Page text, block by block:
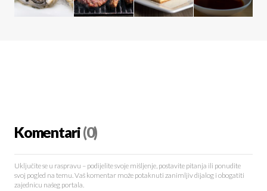
Komentari(0)
Uključite se u raspravu – podijelite svoje mišljenje, postavite pitanja ili ponudite
svoj pogled na temu. Vaš komentar može potaknuti zanimljiv dijalog i obogatiti
zajednicu našeg portala.